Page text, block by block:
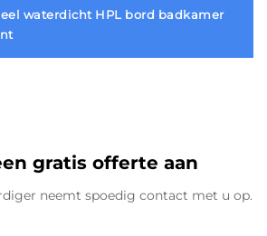
waterdicht HPL bord badkamer
gratis offerte aan
neemt spoedig contact met u op.